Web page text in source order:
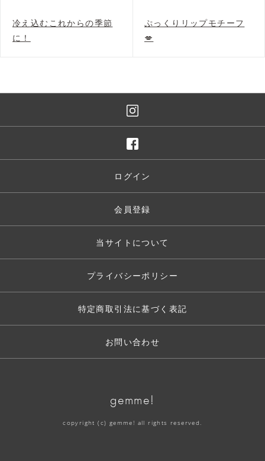
冷え込むこれからの季節
に！
ぷっくりリップモチーフ
💋
ログイン
会員登録
当サイトについて
プライバシーポリシー
特定商取引法に基づく表記
お問い合わせ
gemme!
copyright (c) gemme! all rights reserved.